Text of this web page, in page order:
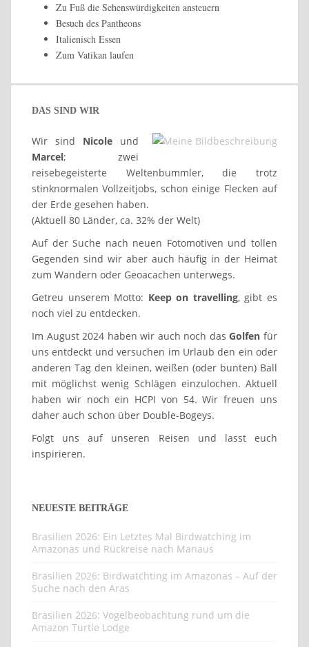
Zu Fuß die Sehenswürdigkeiten ansteuern
Besuch des Pantheons
Italienisch Essen
Zum Vatikan laufen
DAS SIND WIR
Wir sind Nicole und
Marcel; zwei
reisebegeisterte Weltenbummler, die trotz
stinknormalen Vollzeitjobs, schon einige Flecken auf
der Erde gesehen haben.
(Aktuell 80 Länder, ca. 32% der Welt)
Auf der Suche nach neuen Fotomotiven und tollen
Gegenden sind wir aber auch häufig in der Heimat
zum Wandern oder Geoacachen unterwegs.
Getreu unserem Motto: Keep on travelling, gibt es
noch viel zu entdecken.
Im August 2024 haben wir auch noch dasGolfen für
uns entdeckt und versuchen im Urlaub den ein oder
anderen Tag den kleinen, weißen (oder bunten) Ball
mit möglichst wenig Schlägen einzulochen. Aktuell
haben wir noch ein HCPI von 54. Wir freuen uns
daher auch schon über Double-Bogeys.
Folgt uns auf unseren Reisen und lasst euch
inspirieren.
NEUESTE BEITRÄGE
Brasilien 2026: Ein Letztes Mal Birdwatching im
Amazonas und Rückreise nach Manaus
Brasilien 2026: Birdwatchting im Amazonas – Auf der
Suche nach den Aras
Brasilien 2026: Vogelbeobachtung rund um die
Amazon Turtle Lodge